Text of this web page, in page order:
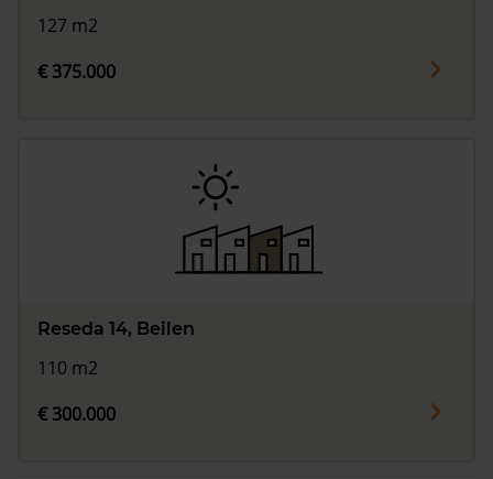
127 m2
€ 375.000
Reseda 14, Beilen
110 m2
€ 300.000